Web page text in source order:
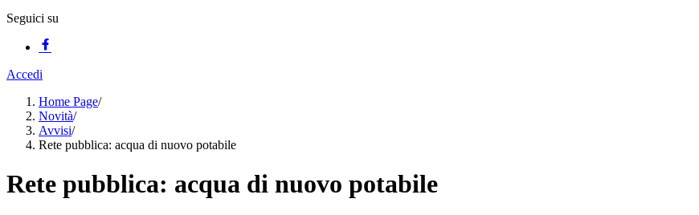
Seguici su
Accedi
Home Page/
Novità/
Avvisi/
Rete pubblica: acqua di nuovo potabile
Rete pubblica: acqua di nuovo potabile